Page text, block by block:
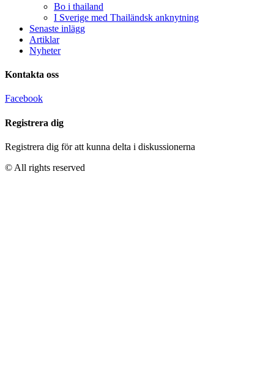
Bo i thailand
I Sverige med Thailändsk anknytning
Senaste inlägg
Artiklar
Nyheter
Kontakta oss
Facebook
Registrera dig
Registrera dig för att kunna delta i diskussionerna
© All rights reserved